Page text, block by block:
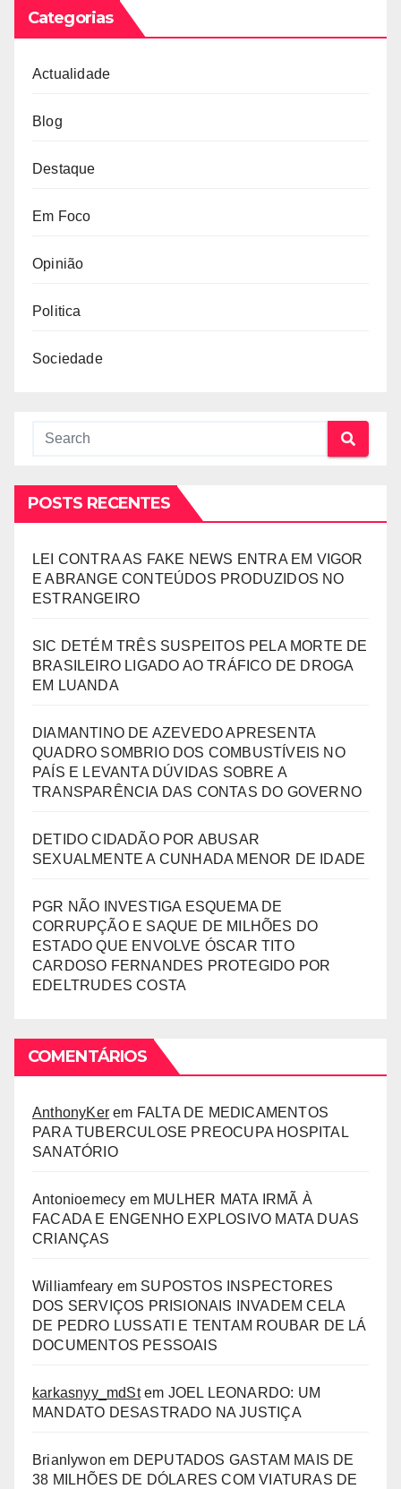
Categorias
Actualidade
Blog
Destaque
Em Foco
Opinião
Politica
Sociedade
POSTS RECENTES
LEI CONTRA AS FAKE NEWS ENTRA EM VIGOR
E ABRANGE CONTEÚDOS PRODUZIDOS NO
ESTRANGEIRO
SIC DETÉM TRÊS SUSPEITOS PELA MORTE DE
BRASILEIRO LIGADO AO TRÁFICO DE DROGA
EM LUANDA
DIAMANTINO DE AZEVEDO APRESENTA
QUADRO SOMBRIO DOS COMBUSTÍVEIS NO
PAÍS E LEVANTA DÚVIDAS SOBRE A
TRANSPARÊNCIA DAS CONTAS DO GOVERNO
DETIDO CIDADÃO POR ABUSAR
SEXUALMENTE A CUNHADA MENOR DE IDADE
PGR NÃO INVESTIGA ESQUEMA DE
CORRUPÇÃO E SAQUE DE MILHÕES DO
ESTADO QUE ENVOLVE ÓSCAR TITO
CARDOSO FERNANDES PROTEGIDO POR
EDELTRUDES COSTA
COMENTÁRIOS
AnthonyKer em FALTA DE MEDICAMENTOS
PARA TUBERCULOSE PREOCUPA HOSPITAL
SANATÓRIO
Antonioemecy em MULHER MATA IRMÃ À
FACADA E ENGENHO EXPLOSIVO MATA DUAS
CRIANÇAS
Williamfeary em SUPOSTOS INSPECTORES
DOS SERVIÇOS PRISIONAIS INVADEM CELA
DE PEDRO LUSSATI E TENTAM ROUBAR DE LÁ
DOCUMENTOS PESSOAIS
karkasnyy_mdStem JOEL LEONARDO: UM
MANDATO DESASTRADO NA JUSTIÇA
Brianlywon em DEPUTADOS GASTAM MAIS DE
38 MILHÕES DE DÓLARES COM VIATURAS DE